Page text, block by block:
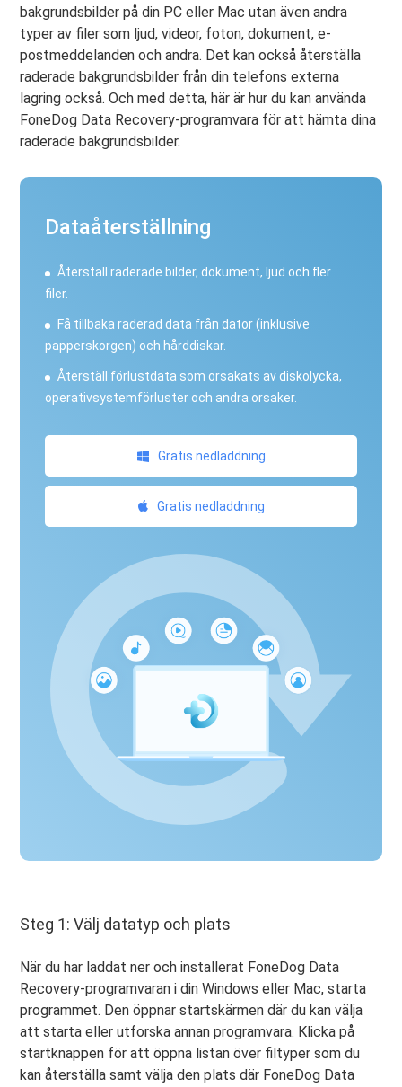
bakgrundsbilder på din PC eller Mac utan även andra
typer av filer som ljud, videor, foton, dokument, e-
postmeddelanden och andra. Det kan också återställa
raderade bakgrundsbilder från din telefons externa
lagring också. Och med detta, här är hur du kan använda
FoneDog Data Recovery-programvara för att hämta dina
raderade bakgrundsbilder.
Dataåterställning
Återställ raderade bilder, dokument, ljud och fler
filer.
Få tillbaka raderad data från dator (inklusive
papperskorgen) och hårddiskar.
Återställ förlustdata som orsakats av diskolycka,
operativsystemförluster och andra orsaker.
Gratis nedladdning
Gratis nedladdning
Steg 1: Välj datatyp och plats
När du har laddat ner och installerat FoneDog Data
Recovery-programvaran i din Windows eller Mac, starta
programmet. Den öppnar startskärmen där du kan välja
att starta eller utforska annan programvara. Klicka på
startknappen för att öppna listan över filtyper som du
kan återställa samt välja den plats där FoneDog Data